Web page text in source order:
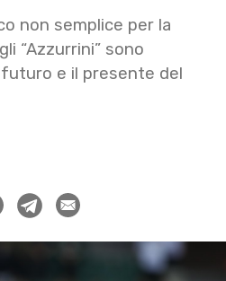
non semplice per la
“Azzurrini” sono
e il presente del